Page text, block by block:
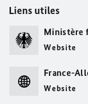
Liens utiles
Ministère
Website
France-
Website